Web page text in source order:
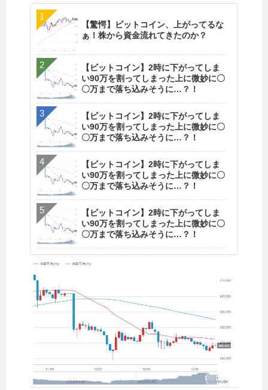
【驚愕】ビットコイン、上がってるな
ぁ！株から資金流れてきたのか？
【ビットコイン】2時に下がってしま
い90万を割ってしまった上に微妙に〇
〇万まで落ち込みそうに…？！
【ビットコイン】2時に下がってしま
い90万を割ってしまった上に微妙に〇
〇万まで落ち込みそうに…？！
【ビットコイン】2時に下がってしま
い90万を割ってしまった上に微妙に〇
〇万まで落ち込みそうに…？！
【ビットコイン】2時に下がってしま
い90万を割ってしまった上に微妙に〇
〇万まで落ち込みそうに…？！